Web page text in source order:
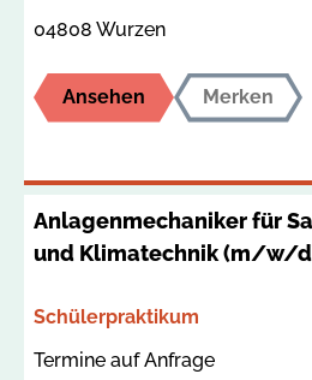
04808 Wurzen
Ansehen Merken
Anlagenmechaniker für
und Klimatechnik (m/w/
Bereich
Schülerpraktikum
Termin
Termine auf Anfrage
Ort